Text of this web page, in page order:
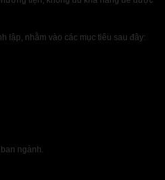
lập, nhằm vào các mục tiêu sau đây:
ngành.